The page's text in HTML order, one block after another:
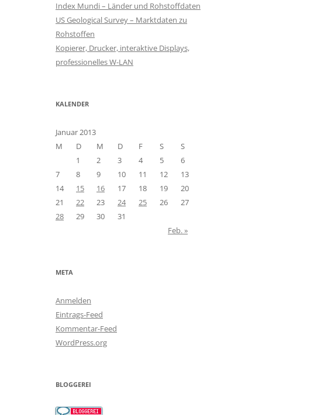
Index Mundi – Länder und Rohstoffdaten
US Geological Survey – Marktdaten zu
Rohstoffen
Kopierer, Drucker, interaktive Displays,
professionelles W-LAN
KALENDER
Januar 2013
M
D M D F S
S
1
2 3 4 5
6
7
8 9 10 11 12
13
14
15 16 17 18 19
20
21
22 23 24 25 26
27
28
29 30
31
Feb. »
META
Anmelden
Eintrags-Feed
Kommentar-Feed
WordPress.org
BLOGGEREI